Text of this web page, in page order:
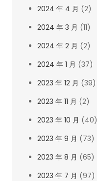
2024 年 4 月 (2)
2024 年 3 月 (11)
2024 年 2 月 (2)
2024 年 1 月 (37)
2023 年 12 月 (39)
2023 年 11 月 (2)
2023 年 10 月 (40)
2023 年 9 月 (73)
2023 年 8 月 (65)
2023 年 7 月 (97)